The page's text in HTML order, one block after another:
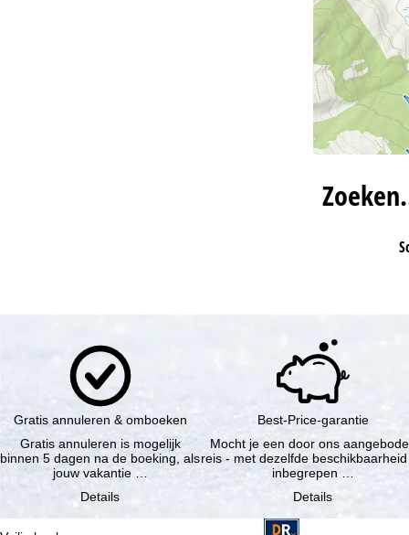
Gratis annuleren & omboeken
Gratis annuleren is mogelijk
binnen 5 dagen na de boeking, als
jouw vakantie …
Details
Best-Price-garantie
Mocht je een door ons
reis - met dezelfde beschikbaarheid
inbegrepen …
Details